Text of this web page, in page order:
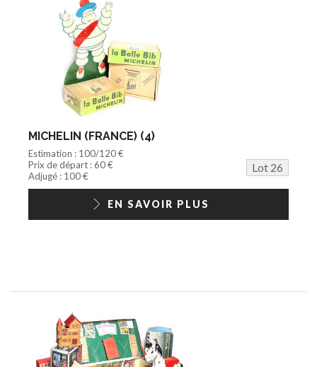
MICHELIN (FRANCE) (4)
Estimation : 100/120 €
Prix de départ : 60 €
Lot 26
Adjugé : 100 €
EN SAVOIR PLUS